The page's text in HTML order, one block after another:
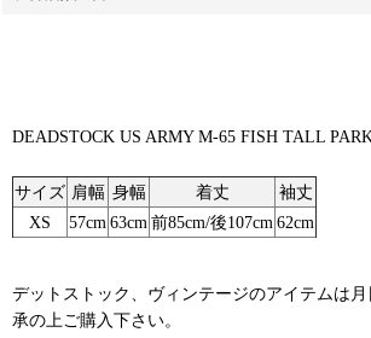
DEADSTOCK US ARMY M-65 FISH TALL
サイズ 肩幅 身幅 着丈
袖丈
XS
57cm 63cm 前85cm/後107cm 62cm
デットストック、ヴィンテージのアイテムは
承の上ご購入下さい。